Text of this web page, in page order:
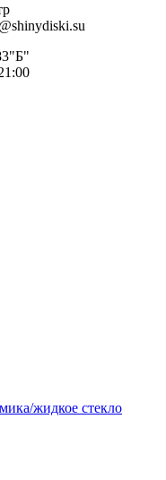
diski.su
жидкое стекло